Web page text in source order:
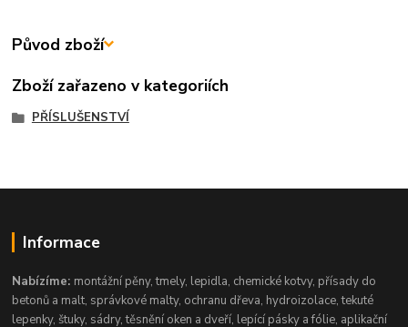
Původ zboží
Zboží zařazeno v kategoriích
PŘÍSLUŠENSTVÍ
Informace
Nabízíme: montážní pěny, tmely, lepidla, chemické kotvy, přísady do
betonů a malt, správkové malty, ochranu dřeva, hydroizolace, tekuté
lepenky, štuky, sádry, těsnění oken a dveří, lepící pásky a fólie, aplikační